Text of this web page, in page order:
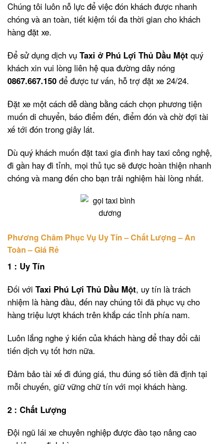
Chúng tôi luôn nỗ lực để việc đón khách được nhanh
chóng và an toàn, tiết kiệm tối đa thời gian cho khách
hàng đặt xe.
Để sử dụng dịch vụ Taxi ở Phú Lợi Thủ Dầu Một quý
khách xin vui lòng liên hệ qua đường dây nóng
0867.667.150 để được tư vấn, hỗ trợ đặt xe 24/24.
Đặt xe một cách dễ dàng bằng cách chọn phương tiện
muốn di chuyển, báo điểm đến, điểm đón và chờ đợi tài
xế tới đón trong giây lát.
Dù quý khách muốn đặt taxi gia đình hay taxi công nghệ,
đi gần hay đi tỉnh, mọi thủ tục sẽ được hoàn thiện nhanh
chóng và mang đến cho bạn trải nghiệm hài lòng nhất.
Phương Châm Phục Vụ Uy Tín – Chất Lượng – An
Toàn – Giá Rẻ
1 : Uy Tín
Đối với Taxi Phú Lợi Thủ Dầu Một, uy tín là trách
nhiệm là hàng đầu, đến nay chúng tôi đã phục vụ cho
hàng triệu lượt khách trên khắp các tỉnh phía nam.
Luôn lắng nghe ý kiến của khách hàng để thay đổi cải
tiến dịch vụ tốt hơn nữa.
Đảm bảo tài xế đi đúng giá, thu đúng số tiền đã định tại
mỗi chuyến, giữ vững chữ tín với mọi khách hàng.
2 : Chất Lượng
Đội ngũ lái xe chuyên nghiệp được đào tạo nâng cao